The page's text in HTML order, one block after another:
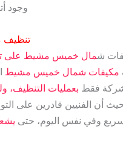
وجود
شمال خميس مشيط على
مكيفات شمال خميس مشيط
فقط بعمليات التنظيف،
أن الفنيين قادرين على
وفي نفس اليوم، حتى